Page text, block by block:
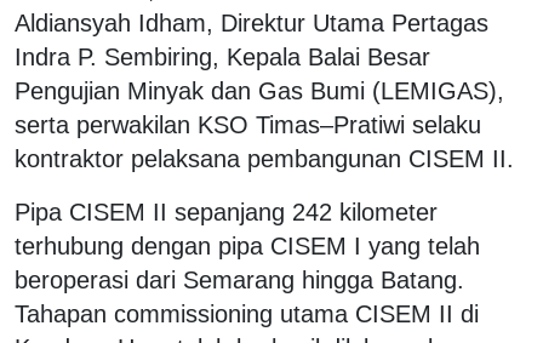
Aldiansyah Idham, Direktur Utama Pertagas
Indra P. Sembiring, Kepala Balai Besar
Pengujian Minyak dan Gas Bumi (LEMIGAS),
serta perwakilan KSO Timas–Pratiwi selaku
kontraktor pelaksana pembangunan CISEM II.
Pipa CISEM II sepanjang 242 kilometer
terhubung dengan pipa CISEM I yang telah
beroperasi dari Semarang hingga Batang.
Tahapan commissioning utama CISEM II di